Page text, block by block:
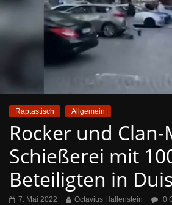
Raptastisch Allgemein
Rocker und Clan-
Schießerei mit
Beteiligten in
7. Mai 2022 Octavius Hallenstein 0